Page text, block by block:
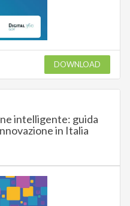
DOWNLOAD
intelligente: guida
in Italia